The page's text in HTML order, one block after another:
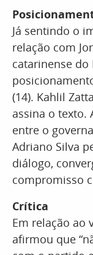
Já sentindo o
relação com
catarinense
(14). Kahlil
assina o texto.
entre o
Adriano Silva
diálogo,
compromisso
Crítica
Em relação ao
afirmou que